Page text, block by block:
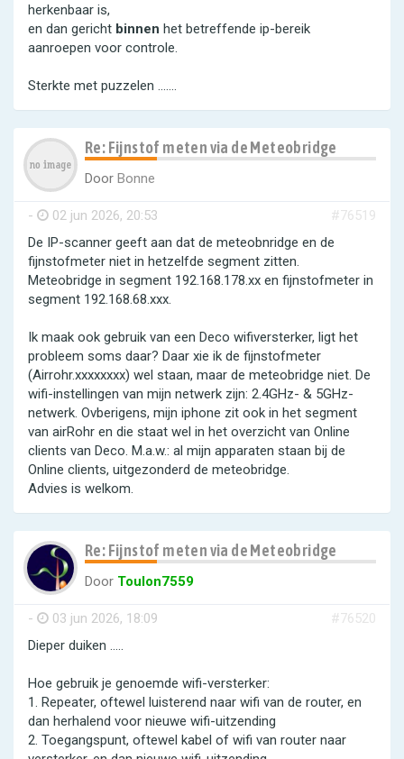
herkenbaar is,
en dan gericht binnen het betreffende ip-bereik
aanroepen voor controle.
Sterkte met puzzelen .......
Re: Fijnstof meten via de Meteobridge
Door Bonne
- 02 jun 2026, 20:53
#76519
De IP-scanner geeft aan dat de meteobnridge en de
fijnstofmeter niet in hetzelfde segment zitten.
Meteobridge in segment 192.168.178.xx en fijnstofmeter in
segment 192.168.68.xxx.
Ik maak ook gebruik van een Deco wifiversterker, ligt het
probleem soms daar? Daar xie ik de fijnstofmeter
(Airrohr.xxxxxxxx) wel staan, maar de meteobridge niet. De
wifi-instellingen van mijn netwerk zijn: 2.4GHz- & 5GHz-
netwerk. Ovberigens, mijn iphone zit ook in het segment
van airRohr en die staat wel in het overzicht van Online
clients van Deco. M.a.w.: al mijn apparaten staan bij de
Online clients, uitgezonderd de meteobridge.
Advies is welkom.
Re: Fijnstof meten via de Meteobridge
Door Toulon7559
- 03 jun 2026, 18:09
#76520
Dieper duiken …..
Hoe gebruik je genoemde wifi-versterker:
1. Repeater, oftewel luisterend naar wifi van de router, en
dan herhalend voor nieuwe wifi-uitzending
2. Toegangspunt, oftewel kabel of wifi van router naar